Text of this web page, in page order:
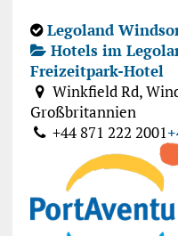
Legoland
Hotels im
Freizeitpark-Hotel
Winkfield Rd,
Großbritannien
+44 871 222 2001